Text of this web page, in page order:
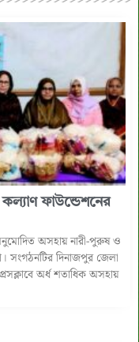
ফাউন্ডেশনের
অসহায় নারী-পুরুষ ও
সংগঠনটির দিনাজপুর জেলা
অর্ধ শতাধিক অসহায়